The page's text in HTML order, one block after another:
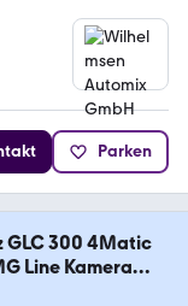
Parken
GLC 300 4Matic
Line Kamera